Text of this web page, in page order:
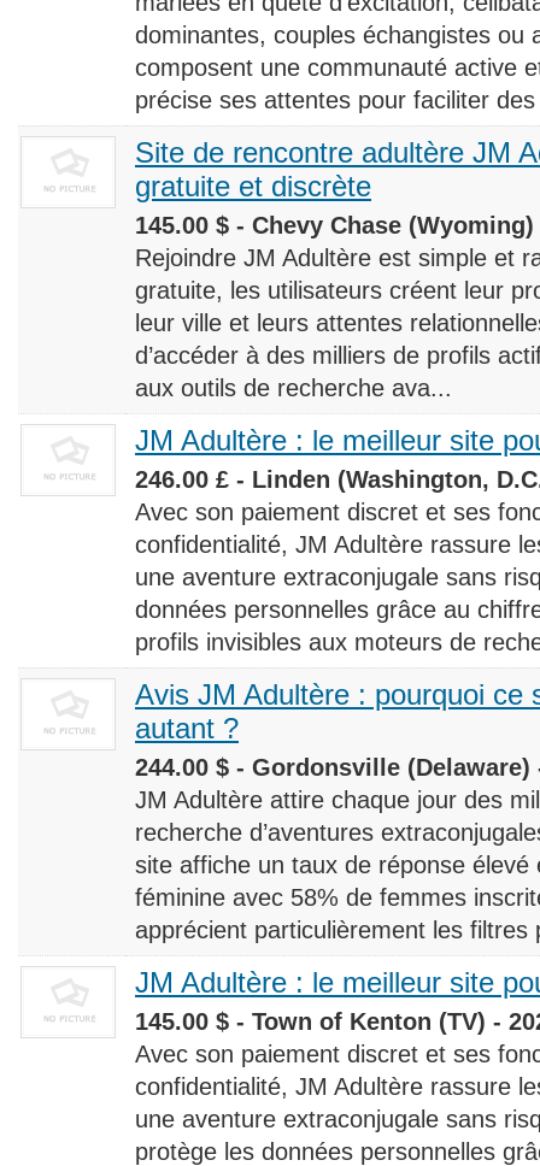
dominantes, couples échangistes ou
composent une communauté active
précise ses attentes pour faciliter
Site de rencontre adultère JM
gratuite et discrète
145.00 $ - Chevy Chase (Wyoming)
Rejoindre JM Adultère est simple et
gratuite, les utilisateurs créent leur
leur ville et leurs attentes
d’accéder à des milliers de profils
aux outils de recherche ava...
JM Adultère : le meilleur site
246.00 £ - Linden (Washington,
Avec son paiement discret et ses
confidentialité, JM Adultère rassure
une aventure extraconjugale sans
données personnelles grâce au
profils invisibles aux moteurs de
Avis JM Adultère : pourquoi ce
autant ?
244.00 $ - Gordonsville (Delaware)
JM Adultère attire chaque jour des
recherche d’aventures
site affiche un taux de réponse
féminine avec 58% de femmes
apprécient particulièrement les filtres
JM Adultère : le meilleur site
145.00 $ - Town of Kenton (TV) -
Avec son paiement discret et ses
confidentialité, JM Adultère rassure
une aventure extraconjugale sans
protège les données personnelles